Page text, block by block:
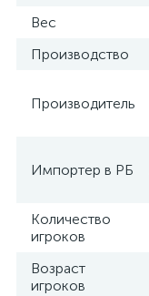
Вес
Производство
Производитель
Импортер в РБ
Количество
игроков
Возраст
игроков